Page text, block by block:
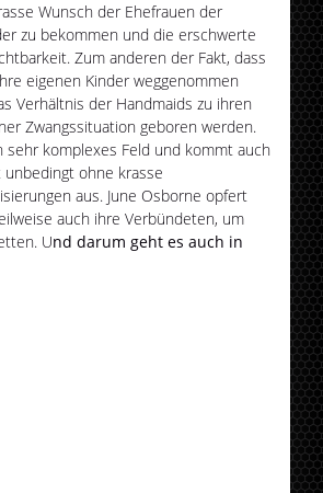
Wunsch der Ehefrauen der
zu bekommen und die erschwerte
Zum anderen der Fakt, dass
eigenen Kinder weggenommen
Verhältnis der Handmaids zu ihren
Zwangssituation geboren werden.
sehr komplexes Feld und kommt auch
unbedingt ohne krasse
aus. June Osborne opfert
auch ihre Verbündeten, um
Und darum geht es auch in